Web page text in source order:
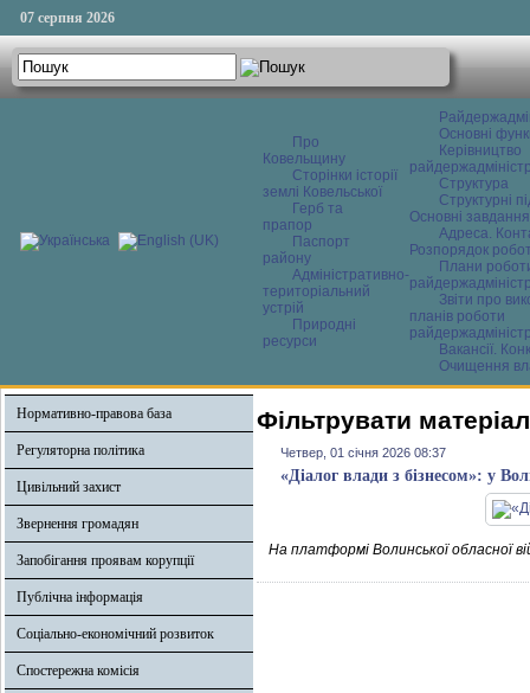
07 серпня 2026
Про
Ковельщину
Сторінки історії
землі Ковельської
Герб та
прапор
Паспорт
району
Адміністративно-
територіальний
устрій
Природні
ресурси
Основні
Керівництво
Структура
Структурні
Основні завдання
Адреса.
Розпорядок
Плани
Звіти про
планів роботи
Вакансії.
Очищення
Нормативно-правова база
Регуляторна політика
Цивільний захист
Звернення громадян
Запобігання проявам корупції
Публічна інформація
Соціально-економічний розвиток
Спостережна комісія
Фільтрувати
Четвер, 01 січня 2026 08:37
«Діалог влади з бізнесом»: у
На платформі Волинської обласної